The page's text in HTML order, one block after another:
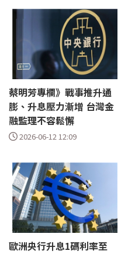
蔡明芳專欄》戰事推升通
膨、升息壓力漸增 台灣金
融監理不容鬆懈
2026-06-12 12:09
歐洲央行升息1碼利率至